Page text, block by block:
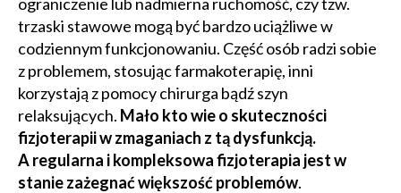
trzaski stawowe mogą być bardzo uciążliwe w
codziennym funkcjonowaniu. Część osób radzi sobie
z problemem, stosując farmakoterapię, inni
korzystają z pomocy chirurga bądź szyn
relaksujących. Mało kto wie o skuteczności
fizjoterapii w zmaganiach z tą dysfunkcją.
A regularna i kompleksowa fizjoterapia jest w
stanie zażegnać większość problemów.